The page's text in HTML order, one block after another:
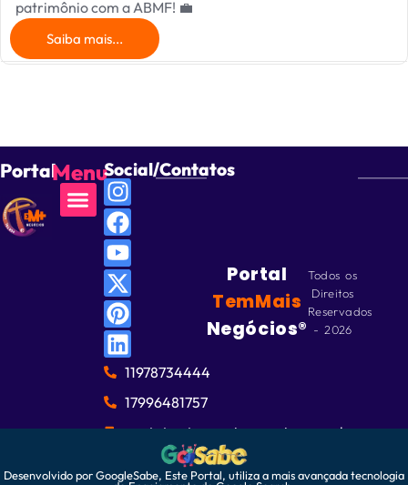
patrimônio com a ABMF! 💼
Saiba mais...
PortalMenuSocial/Contatos
11978734444
17996481757
contato@temmaisnegocios.com.br
Portal
TemMais
Negócios®
Todos os
Direitos
Reservados
- 2026
Desenvolvido por GoogleSabe, Este Portal, utiliza a mais avançada tecnologia